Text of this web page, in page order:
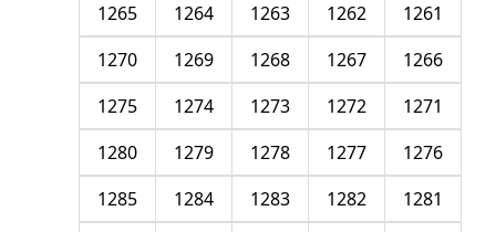
1261
1262
1263
1264
1265
1266
1267
1268
1269
1270
1271
1272
1273
1274
1275
1276
1277
1278
1279
1280
1281
1282
1283
1284
1285